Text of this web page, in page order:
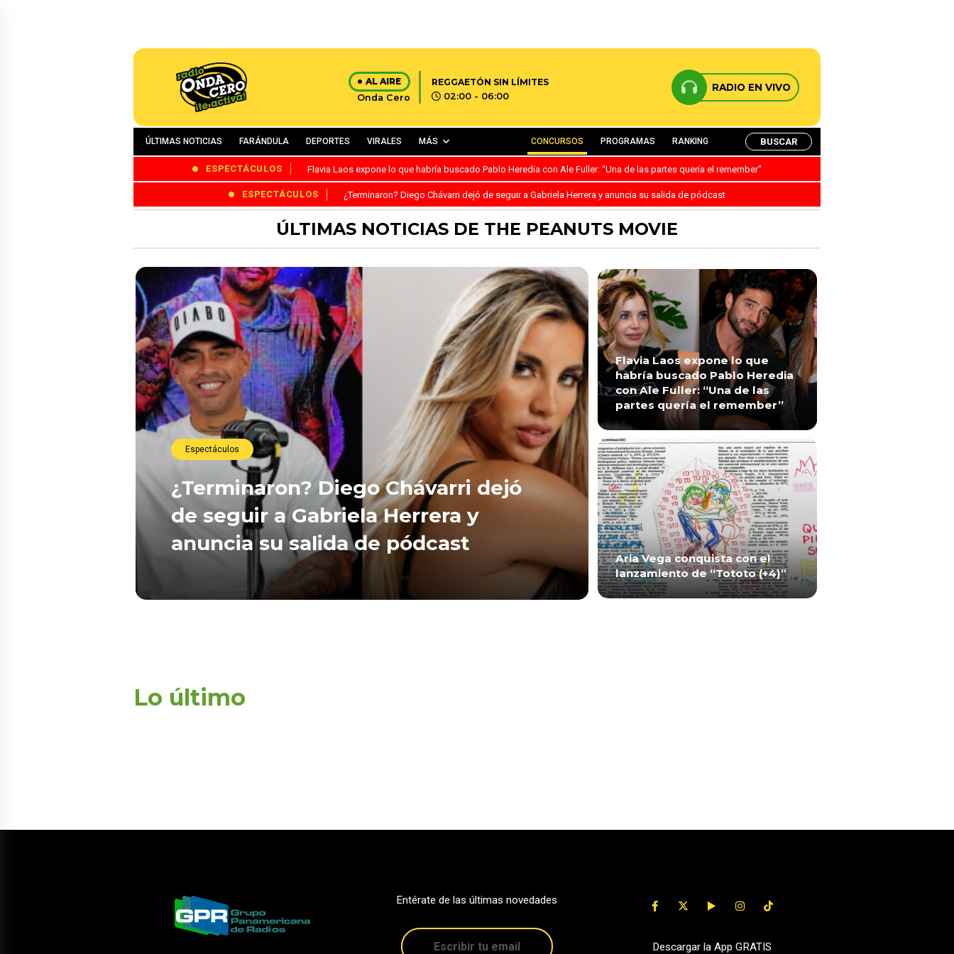
AL AIRE
Onda Cero
REGGAETÓN SIN LÍMITES
02:00 - 06:00
RADIO EN VIVO
ÚLTIMAS NOTICIAS FARÁNDULA DEPORTES VIRALES MÁS CONCURSOS PROGRAMAS RANKING BUSCAR
ESPECTÁCULOS Flavia Laos expone lo que habría buscado Pablo Heredia con Ale Fuller: “Una de las partes quería el remember”
ESPECTÁCULOS ¿Terminaron? Diego Chávarri dejó de seguir a Gabriela Herrera y anuncia su salida de pódcast
ÚLTIMAS NOTICIAS DE THE PEANUTS MOVIE
Espectáculos
¿Terminaron? Diego Chávarri dejó
de seguir a Gabriela Herrera y
anuncia su salida de pódcast
Flavia Laos expone lo que
habría buscado Pablo Heredia
con Ale Fuller: “Una de las
partes quería el remember”
Aria Vega conquista con el
lanzamiento de “Tototo (+4)”
Lo último
Entérate de las últimas novedades
Descargar la App GRATIS